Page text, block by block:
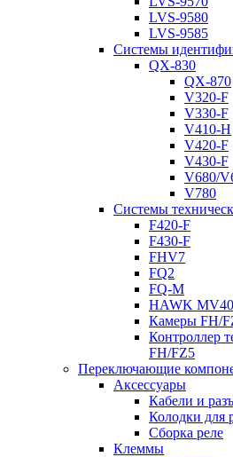
LVS-9580
LVS-9585
Системы
QX-830
QX-870
V320-F
V330-F
V410-H
V420-F
V430-F
V680/
V780
Системы
F420-F
F430-F
FHV7
FQ2
FQ-M
HAWK
Камеры FH/
Контроллер
FH/FZ5
Переключающие
Аксессуары
Кабели и
Колодки для
Сборка реле
Клеммы